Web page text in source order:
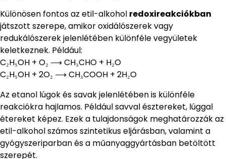
Különösen fontos az etil-alkohol redoxireakciókban
játszott szerepe, amikor oxidálószerek vagy
redukálószerek jelenlétében különféle vegyületek
keletkeznek. Például:
C₂H₅OH + O₂ ⟶ CH₃CHO + H₂O
C₂H₅OH + 2O₂ ⟶ CH₃COOH + 2H₂O
Az etanol lúgok és savak jelenlétében is különféle
reakciókra hajlamos. Például savval észtereket, lúggal
étereket képez. Ezek a tulajdonságok meghatározzák az
etil-alkohol számos szintetikus eljárásban, valamint a
gyógyszeriparban és a műanyaggyártásban betöltött
szerepét.